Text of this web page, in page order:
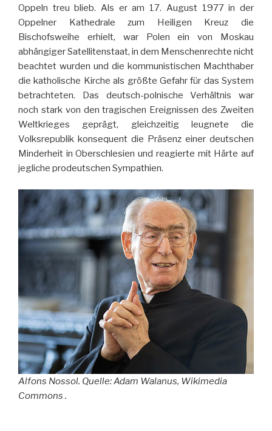
Oppeln treu blieb. Als er am 17. August 1977 in der
Oppelner Kathedrale zum Heiligen Kreuz die
Bischofsweihe erhielt, war Polen ein von Moskau
abhängiger Satellitenstaat, in dem Menschenrechte nicht
beachtet wurden und die kommunistischen Machthaber
die katholische Kirche als größte Gefahr für das System
betrachteten. Das deutsch-polnische Verhältnis war
noch stark von den tragischen Ereignissen des Zweiten
Weltkrieges geprägt, gleichzeitig leugnete die
Volksrepublik konsequent die Präsenz einer deutschen
Minderheit in Oberschlesien und reagierte mit Härte auf
jegliche prodeutschen Sympathien.
Alfons Nossol. Quelle: Adam Walanus, Wikimedia
Commons .